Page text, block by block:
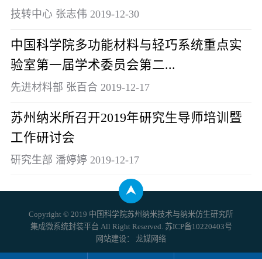
技转中心 张志伟 2019-12-30
中国科学院多功能材料与轻巧系统重点实
验室第一届学术委员会第二...
先进材料部 张百合 2019-12-17
苏州纳米所召开2019年研究生导师培训暨
工作研讨会
研究生部 潘婷婷 2019-12-17
Copyright © 2019 中国科学院苏州纳米技术与纳米仿生研究所
集成微系统封装平台 All Right Reserved. 苏ICP备10220403号
网站建设： 龙媒网络